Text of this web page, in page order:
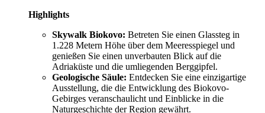
Highlights
Skywalk Biokovo: Betreten Sie einen Glassteg in
1.228 Metern Höhe über dem Meeresspiegel und
genießen Sie einen unverbauten Blick auf die
Adriaküste und die umliegenden Berggipfel.
Geologische Säule: Entdecken Sie eine einzigartige
Ausstellung, die die Entwicklung des Biokovo-
Gebirges veranschaulicht und Einblicke in die
Naturgeschichte der Region gewährt.